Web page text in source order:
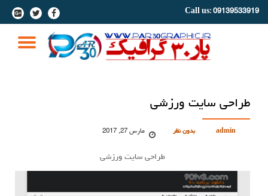
Call us: 09139533919
-
-
-
طراحی سایت ورزشی
admin مارس 27, 2017 بدون نظر
طراحی سایت ورزشی